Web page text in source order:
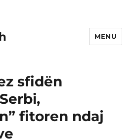
MENU
sfidën
fitoren ndaj